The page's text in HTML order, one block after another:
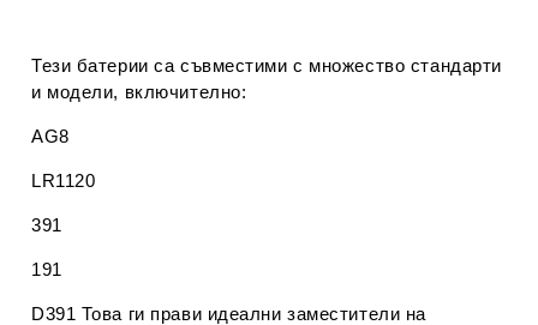
Тези батерии са съвместими с множество стандарти
и модели, включително:
AG8
LR1120
391
191
D391 Това ги прави идеални заместители на